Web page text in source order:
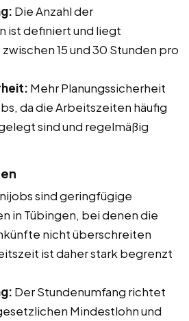
Die Anzahl der
ist definiert und liegt
15 und 30 Stunden pro
Mehr Planungssicherheit
da die Arbeitszeiten häufig
sind und regelmäßig
sind geringfügige
in Tübingen, bei denen die
nicht überschreiten
ist daher stark begrenzt
Der Stundenumfang richtet
Mindestlohn und